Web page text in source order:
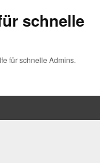
schnelle
für schnelle Admins.